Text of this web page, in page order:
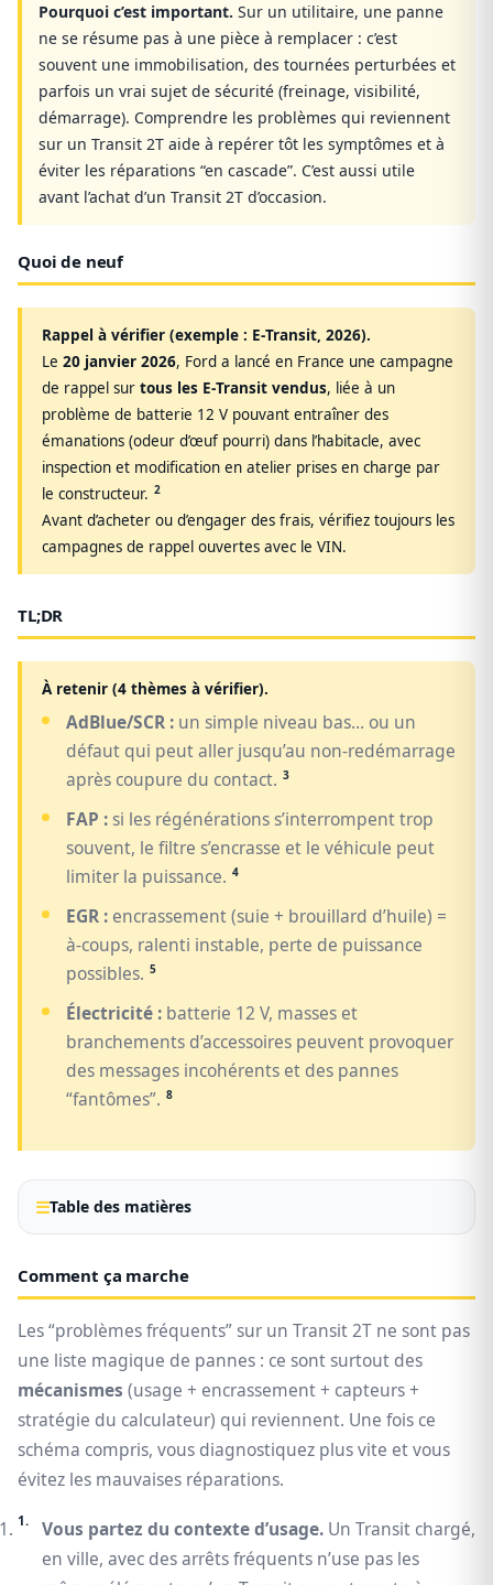
Pourquoi c’est important. Sur un utilitaire, une panne
ne se résume pas à une pièce à remplacer : c’est
souvent une immobilisation, des tournées perturbées et
parfois un vrai sujet de sécurité (freinage, visibilité,
démarrage). Comprendre les problèmes qui reviennent
sur un Transit 2T aide à repérer tôt les symptômes et à
éviter les réparations “en cascade”. C’est aussi utile
avant l’achat d’un Transit 2T d’occasion.
Quoi de neuf
Rappel à vérifier (exemple : E‑Transit, 2026).
Le 20 janvier 2026, Ford a lancé en France une campagne
de rappel sur tous les E‑Transit vendus, liée à un
problème de batterie 12 V pouvant entraîner des
émanations (odeur d’œuf pourri) dans l’habitacle, avec
inspection et modification en atelier prises en charge par
le constructeur. 2
Avant d’acheter ou d’engager des frais, vérifiez toujours les
campagnes de rappel ouvertes avec le VIN.
TL;DR
À retenir (4 thèmes à vérifier).
AdBlue/SCR : un simple niveau bas… ou un
défaut qui peut aller jusqu’au non-redémarrage
après coupure du contact. 3
FAP :si les régénérations s’interrompent trop
souvent, le filtre s’encrasse et le véhicule peut
limiter la puissance. 4
EGR : encrassement (suie + brouillard d’huile) =
à-coups, ralenti instable, perte de puissance
possibles. 5
Électricité : batterie 12 V, masses et
branchements d’accessoires peuvent provoquer
des messages incohérents et des pannes
“fantômes”. 8
Table des matières
Comment ça marche
Les “problèmes fréquents” sur un Transit 2T ne sont pas
une liste magique de pannes : ce sont surtout des
mécanismes (usage + encrassement + capteurs +
stratégie du calculateur) qui reviennent. Une fois ce
schéma compris, vous diagnostiquez plus vite et vous
évitez les mauvaises réparations.
Vous partez du contexte d’usage. Un Transit chargé,
en ville, avec des arrêts fréquents n’use pas les